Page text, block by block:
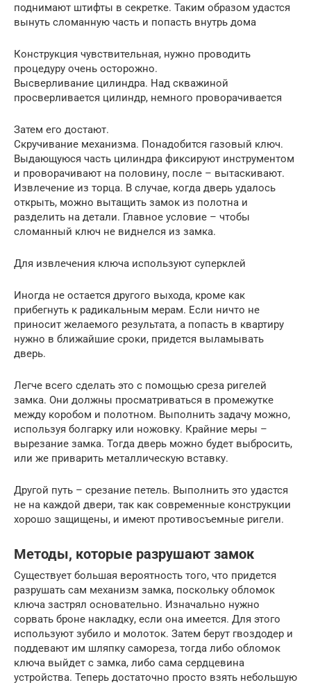
поднимают штифты в секретке. Таким образом удастся
вынуть сломанную часть и попасть внутрь дома
Конструкция чувствительная, нужно проводить
процедуру очень осторожно.
Высверливание цилиндра. Над скважиной
просверливается цилиндр, немного проворачивается
Затем его достают.
Скручивание механизма. Понадобится газовый ключ.
Выдающуюся часть цилиндра фиксируют инструментом
и проворачивают на половину, после – вытаскивают.
Извлечение из торца. В случае, когда дверь удалось
открыть, можно вытащить замок из полотна и
разделить на детали. Главное условие – чтобы
сломанный ключ не виднелся из замка.
Для извлечения ключа используют суперклей
Иногда не остается другого выхода, кроме как
прибегнуть к радикальным мерам. Если ничто не
приносит желаемого результата, а попасть в квартиру
нужно в ближайшие сроки, придется выламывать
дверь.
Легче всего сделать это с помощью среза ригелей
замка. Они должны просматриваться в промежутке
между коробом и полотном. Выполнить задачу можно,
используя болгарку или ножовку. Крайние меры –
вырезание замка. Тогда дверь можно будет выбросить,
или же приварить металлическую вставку.
Другой путь – срезание петель. Выполнить это удастся
не на каждой двери, так как современные конструкции
хорошо защищены, и имеют противосъемные ригели.
Методы, которые разрушают замок
Существует большая вероятность того, что придется
разрушать сам механизм замка, поскольку обломок
ключа застрял основательно. Изначально нужно
сорвать броне накладку, если она имеется. Для этого
используют зубило и молоток. Затем берут гвоздодер и
поддевают им шляпку самореза, тогда либо обломок
ключа выйдет с замка, либо сама сердцевина
устройства. Теперь достаточно просто взять небольшую